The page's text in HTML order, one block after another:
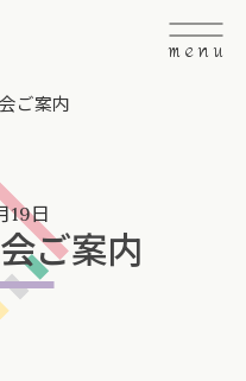
menu
ご案内
19日
ご案内